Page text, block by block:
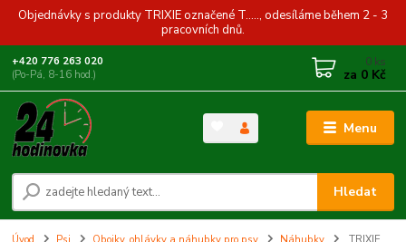
Objednávky s produkty TRIXIE označené T....., odesíláme během 2 - 3
pracovních dnů.
Menu
Hledat
+420 776 263 020
(Po-Pá, 8-16 hod.)
0 ks
za 0 Kč